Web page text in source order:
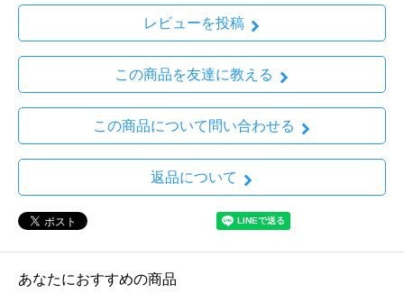
レビューを投稿
この商品を友達に教える
この商品について問い合わせる
返品について
あなたにおすすめの商品